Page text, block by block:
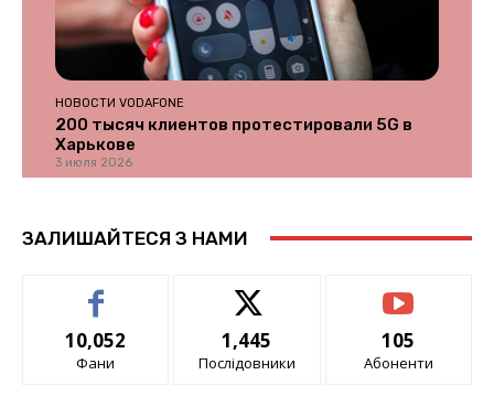
НОВОСТИ VODAFONE
200 тысяч клиентов протестировали 5G в
Харькове
3 июля 2026
ЗАЛИШАЙТЕСЯ З НАМИ
10,052
Фани
1,445
Послідовники
105
Абоненти